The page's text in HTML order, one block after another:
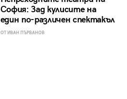
София: Зад кулисите на
един по-различен спектакъл
ОТ ИВАН ПЪРВАНОВ